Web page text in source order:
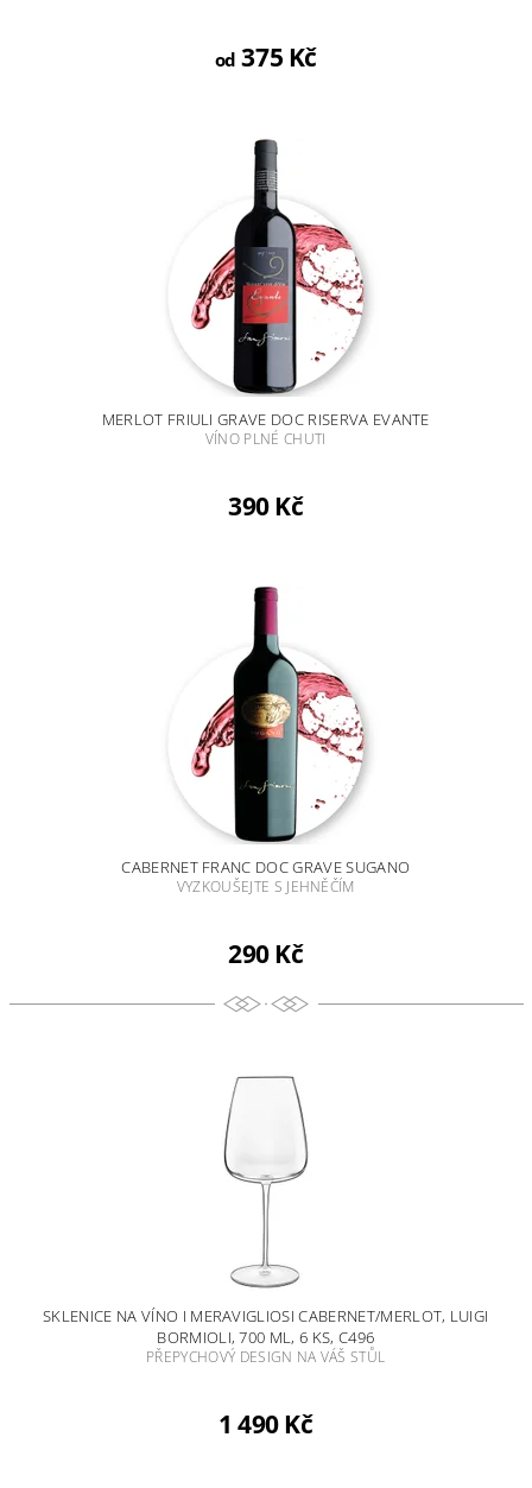
od 375 Kč
MERLOT FRIULI GRAVE DOC RISERVA EVANTE
VÍNO PLNÉ CHUTI
390 Kč
CABERNET FRANC DOC GRAVE SUGANO
VYZKOUŠEJTE S JEHNĚČÍM
290 Kč
SKLENICE NA VÍNO I MERAVIGLIOSI CABERNET/MERLOT, LUIGI
BORMIOLI, 700 ML, 6 KS, C496
PŘEPYCHOVÝ DESIGN NA VÁŠ STŮL
1 490 Kč